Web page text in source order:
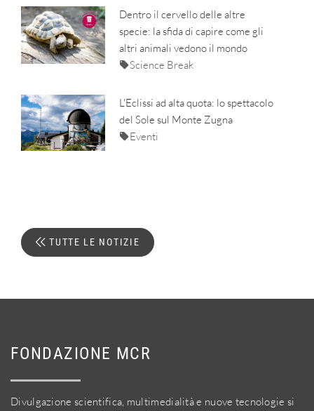
Dentro il cervello delle altre
specie: la sfida di capire come gli
altri animali vedono il mondo
Science Break
L'Eclissi ad alta quota: lo spettacolo
del Sole sul Monte Zugna
Eventi
TUTTE LE NOTIZIE
FONDAZIONE MCR
Divulgazione scientifica, multimedialità e nuove tecnologie si